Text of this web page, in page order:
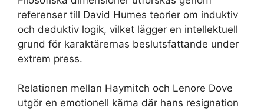
referenser till David Humes teorier om induktiv
och deduktiv logik, vilket lägger en intellektuell
grund för karaktärernas beslutsfattande under
extrem press.
Relationen mellan Haymitch och Lenore Dove
utgör en emotionell kärna där hans resignation